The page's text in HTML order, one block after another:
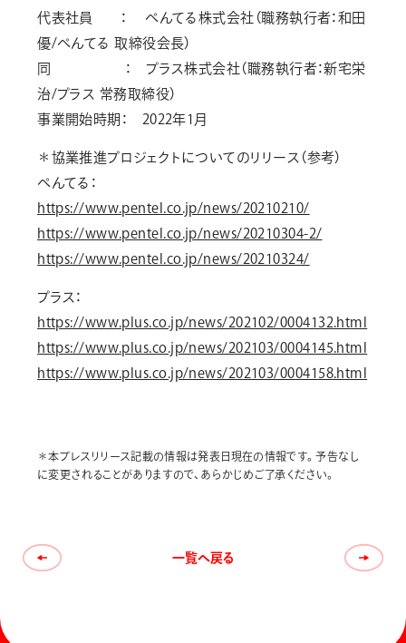
代表社員 ： ぺんてる株式会社（職務執行者：和田
優/ぺんてる 取締役会長）
同 ： プラス株式会社（職務執行者：新宅栄
治/プラス 常務取締役）
事業開始時期： 2022年1月
＊協業推進プロジェクトについてのリリース（参考）
ぺんてる：
https://www.pentel.co.jp/news/20210210/
https://www.pentel.co.jp/news/20210304-2/
https://www.pentel.co.jp/news/20210324/
プラス：
https://www.plus.co.jp/news/202102/0004132.html
https://www.plus.co.jp/news/202103/0004145.html
https://www.plus.co.jp/news/202103/0004158.html
＊本プレスリリース記載の情報は発表日現在の情報です。予告なし
に変更されることがありますので、あらかじめご了承ください。
一覧へ戻る